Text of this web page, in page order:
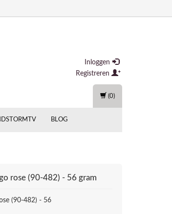
Inloggen
Registreren
BLOG
(0)
rose (90-482) - 56 gram
(90-482) - 56